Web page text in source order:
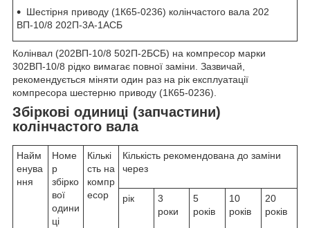
Шестірня приводу (1К65-0236) колінчастого вала 202
ВП-10/8 202П-3А-1АСБ
Колінвал (202ВП-10/8 502П-2БСБ) на компресор марки
302ВП-10/8 рідко вимагає повної заміни. Зазвичай,
рекомендується міняти один раз на рік експлуатації
компресора шестерню приводу (1К65-0236).
Збіркові одиниці (запчастини)
колінчастого вала
Найм
енува
ння
Номе
р
збірко
вої
одини
ці
Кількі
сть на
компр
есор
Кількість рекомендована до заміни
через
рік
3
роки
5
років
10
років
20
років